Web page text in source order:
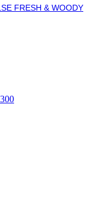
FRESH & WOODY